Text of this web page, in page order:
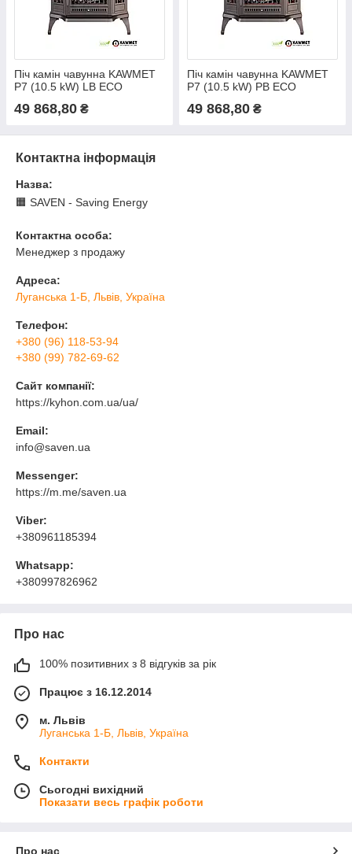
Піч камін чавунна KAWMET
P7 (10.5 kW) LB ECO
49 868,80 ₴
Піч камін чавунна KAWMET
P7 (10.5 kW) PB ECO
49 868,80 ₴
Контактна інформація
Назва:
🟧 SAVEN - Saving Energy
Контактна особа:
Менеджер з продажу
Адреса:
Луганська 1-Б, Львів, Україна
Телефон:
+380 (96) 118-53-94
+380 (99) 782-69-62
Сайт компанії:
https://kyhon.com.ua/ua/
Email:
info@saven.ua
Messenger:
https://m.me/saven.ua
Viber:
+380961185394
Whatsapp:
+380997826962
Про нас
100% позитивних з 8 відгуків за рік
Працює з 16.12.2014
м. Львів
Луганська 1-Б, Львів, Україна
Контакти
Сьогодні вихідний
Показати весь графік роботи
Про нас